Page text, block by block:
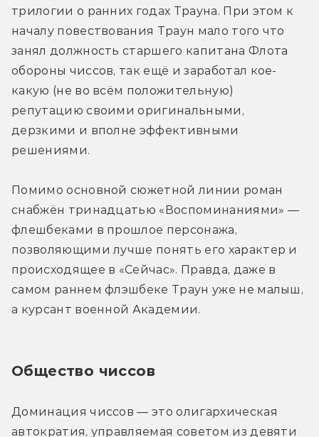
трилогии о ранних годах Трауна. При этом к
началу повествования Траун мало того что
занял должность старшего капитана Флота
обороны чиссов, так ещё и заработал кое-
какую (не во всём положительную)
репутацию своими оригинальными,
дерзкими и вполне эффективными
решениями.
Помимо основной сюжетной линии роман
снабжён тринадцатью «Воспоминаниями» —
флешбеками в прошлое персонажа,
позволяющими лучше понять его характер и
происходящее в «Сейчас». Правда, даже в
самом раннем флэшбеке Траун уже не малыш,
а курсант военной Академии.
Общество чиссов
Доминация чиссов — это олигархическая
автократия, управляемая советом из девяти